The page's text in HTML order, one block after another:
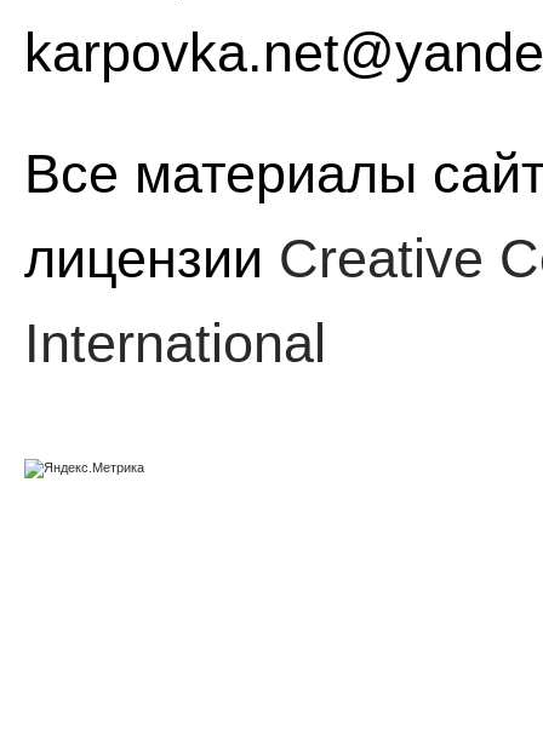
Все материалы
лицензии Creative
International